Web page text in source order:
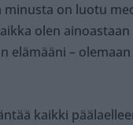
on luotu
olen
elämääni –
kaikki